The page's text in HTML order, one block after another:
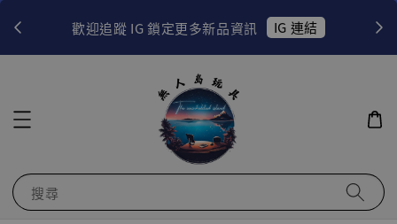
歡迎追蹤 IG 鎖定更多新品資訊 IG 連結
搜尋